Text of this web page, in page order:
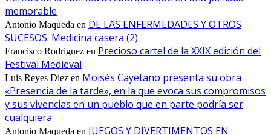
memorable
Antonio Maqueda en DE LAS ENFERMEDADES Y OTROS
SUCESOS. Medicina casera (2)
Francisco Rodriguez en Precioso cartel de la XXIX edición del
Festival Medieval
Luis Reyes Diez en Moisés Cayetano presenta su obra
«Presencia de la tarde», en la que evoca sus compromisos
y sus vivencias en un pueblo que en parte podría ser
cualquiera
Antonio Maqueda en JUEGOS Y DIVERTIMENTOS EN